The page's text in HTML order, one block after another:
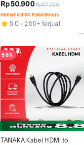
Tanaka Kabel Coaxial 20
Meter Kualitas Premium Anti
Noise Tahan Lama
Rp50.900Rp87.200
Hemat s.d 8% Pakai Bonus
5.0 250+ terjual
58%
TANAKA Kabel HDMI to